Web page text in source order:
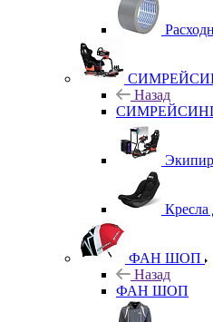
Назад
Кресла
ФАН ШОП
Назад
ФАН ШОП